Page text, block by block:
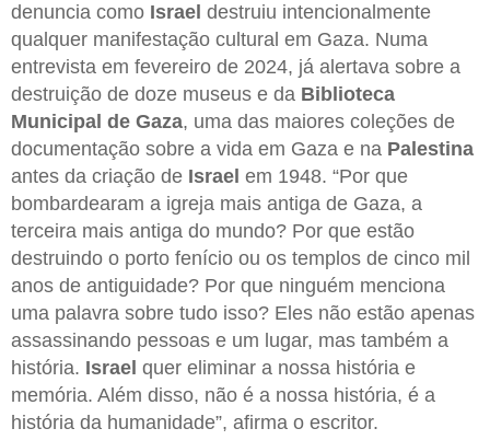
denuncia como Israel destruiu intencionalmente
qualquer manifestação cultural em Gaza. Numa
entrevista em fevereiro de 2024, já alertava sobre a
destruição de doze museus e da Biblioteca
Municipal de Gaza, uma das maiores coleções de
documentação sobre a vida em Gaza e na Palestina
antes da criação de Israel em 1948. “Por que
bombardearam a igreja mais antiga de Gaza, a
terceira mais antiga do mundo? Por que estão
destruindo o porto fenício ou os templos de cinco mil
anos de antiguidade? Por que ninguém menciona
uma palavra sobre tudo isso? Eles não estão apenas
assassinando pessoas e um lugar, mas também a
história. Israel quer eliminar a nossa história e
memória. Além disso, não é a nossa história, é a
história da humanidade”, afirma o escritor.